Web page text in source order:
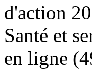
d'action
Santé et
en ligne